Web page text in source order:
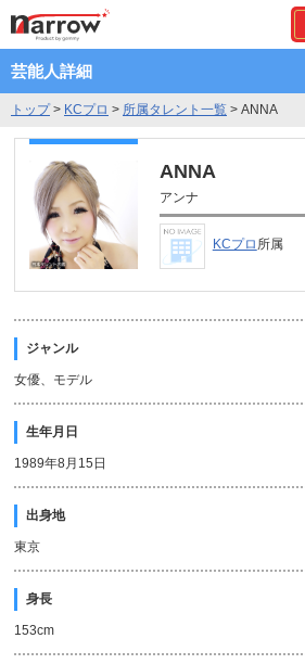
芸能人詳細
トップ> KCプロ > 所属タレント一覧 > ANNA
ANNA
アンナ
KCプロ 所属
ジャンル
女優、モデル
生年月日
1989年8月15日
出身地
東京
身長
153cm